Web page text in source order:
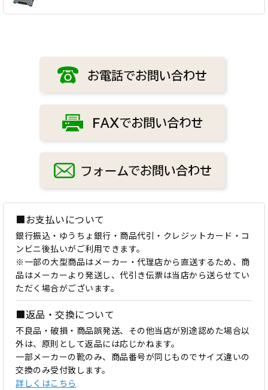
■お支払いについて
銀行振込・ゆうちょ銀行・商品代引・クレジットカード・コ
ンビニ後払いがご利用できます。
※一部の大型商品はメーカー・代理店から直送するため、商
品はメーカーより発送し、代引き伝票は当店から送らせてい
ただく場合がございます。
■返品・交換について
不良品・破損・商品誤発送、その他当店が別途認めた場合以
外は、原則として返品には応じかねます。
一部メーカーの靴のみ、商品番号が同じものでサイズ違いの
交換のみ受付致します。
詳しくはこちら